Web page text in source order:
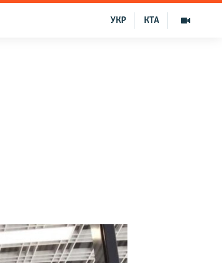
КТА
УКР